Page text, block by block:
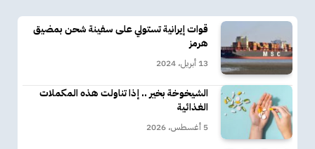
قوات إيرانية تستولي على سفينة شحن بمضيق
هرمز
13 أبريل، 2024
الشيخوخة بخير .. إذا تناولت هذه المكملات
الغذائية
5 أغسطس، 2026